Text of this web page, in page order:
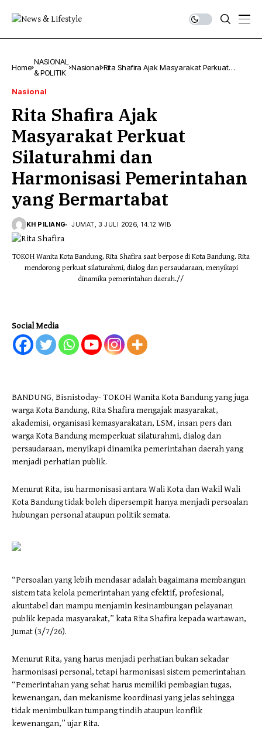
Home
NASIONAL
& POLITIK
Nasional Rita Shafira Ajak Masyarakat Perkuat
Nasional
Rita Shafira Ajak
Masyarakat Perkuat
Silaturahmi dan
Harmonisasi Pemerintahan
yang Bermartabat
KH PILIANG JUMAT, 3 JULI 2026, 14:12 WIB
TOKOH Wanita Kota Bandung, Rita Shafira saat berpose di Kota Bandung. Rita
mendorong perkuat silaturahmi, dialog dan persaudaraan, menyikapi
dinamika pemerintahan daerah.//
Social Media
BANDUNG, Bisnistoday- TOKOH Wanita Kota Bandung yang juga
warga Kota Bandung, Rita Shafira mengajak masyarakat,
akademisi, organisasi kemasyarakatan, LSM, insan pers dan
warga Kota Bandung memperkuat silaturahmi, dialog dan
persaudaraan, menyikapi dinamika pemerintahan daerah yang
menjadi perhatian publik.
Menurut Rita, isu harmonisasi antara Wali Kota dan Wakil Wali
Kota Bandung tidak boleh dipersempit hanya menjadi persoalan
hubungan personal ataupun politik semata.
“Persoalan yang lebih mendasar adalah bagaimana membangun
sistem tata kelola pemerintahan yang efektif, profesional,
akuntabel dan mampu menjamin kesinambungan pelayanan
publik kepada masyarakat,” kata Rita Shafira kepada wartawan,
Jumat (3/7/26).
Menurut Rita, yang harus menjadi perhatian bukan sekadar
harmonisasi personal, tetapi harmonisasi sistem pemerintahan.
“Pemerintahan yang sehat harus memiliki pembagian tugas,
kewenangan, dan mekanisme koordinasi yang jelas sehingga
tidak menimbulkan tumpang tindih ataupun konflik
kewenangan,” ujar Rita.